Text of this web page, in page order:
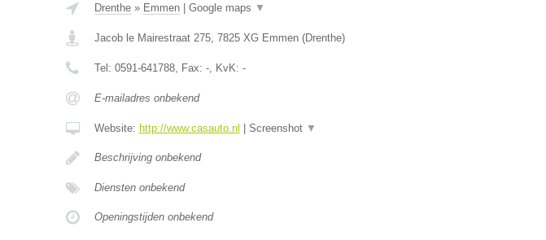
Drenthe» Emmen| Google maps ▼
Jacob le Mairestraat 275, 7825 XG Emmen(Drenthe)
Tel: 0591-641788, Fax: -, KvK: -
E-mailadres onbekend
Website: http://www.casauto.nl Screenshot ▼
Beschrijving onbekend
Diensten onbekend
Openingstijden onbekend